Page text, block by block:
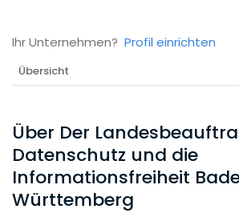
Ihr Unternehmen? Profil einrichten
Übersicht
Über Der
Datenschutz und die
Informationsfreiheit
Württemberg